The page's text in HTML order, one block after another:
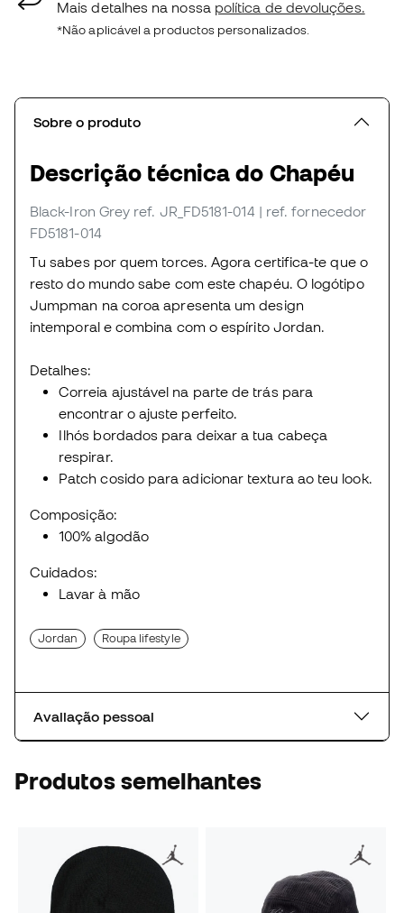
Mais detalhes na nossa política de devoluções.
*Não aplicável a productos personalizados.
Sobre o produto
Descrição técnica do Chapéu
Black-Iron Grey ref. JR_FD5181-014 | ref. fornecedor
FD5181-014
Tu sabes por quem torces. Agora certifica-te que o
resto do mundo sabe com este chapéu. O logótipo
Jumpman na coroa apresenta um design
intemporal e combina com o espírito Jordan.
Detalhes:
Correia ajustável na parte de trás para
encontrar o ajuste perfeito.
Ilhós bordados para deixar a tua cabeça
respirar.
Patch cosido para adicionar textura ao teu look.
Composição:
100% algodão
Cuidados:
Lavar à mão
Jordan Roupa lifestyle
Avaliação pessoal
Produtos semelhantes